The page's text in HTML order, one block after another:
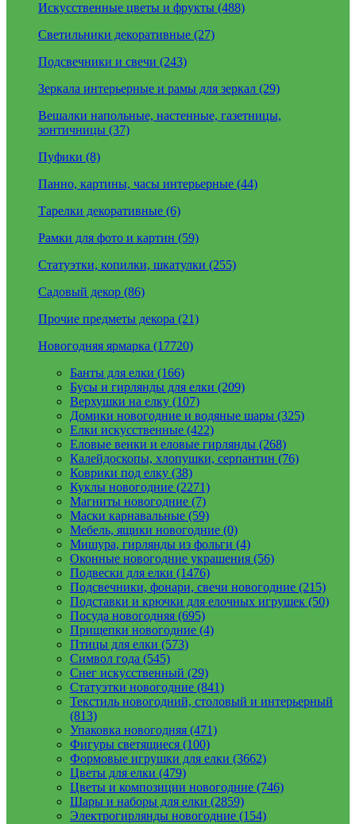
Искусственные цветы и фрукты (488)
Светильники декоративные (27)
Подсвечники и свечи (243)
Зеркала интерьерные и рамы для зеркал (29)
Вешалки напольные, настенные, газетницы,
зонтичницы (37)
Пуфики (8)
Панно, картины, часы интерьерные (44)
Тарелки декоративные (6)
Рамки для фото и картин (59)
Статуэтки, копилки, шкатулки (255)
Садовый декор (86)
Прочие предметы декора (21)
Новогодняя ярмарка (17720)
Банты для елки (166)
Бусы и гирлянды для елки (209)
Верхушки на елку (107)
Домики новогодние и водяные шары (325)
Елки искусственные (422)
Еловые венки и еловые гирлянды (268)
Калейдоскопы, хлопушки, серпантин (76)
Коврики под елку (38)
Куклы новогодние (2271)
Магниты новогодние (7)
Маски карнавальные (59)
Мебель, ящики новогодние (0)
Мишура, гирлянды из фольги (4)
Оконные новогодние украшения (56)
Подвески для елки (1476)
Подсвечники, фонари, свечи новогодние (215)
Подставки и крючки для елочных игрушек (50)
Посуда новогодняя (695)
Прищепки новогодние (4)
Птицы для елки (573)
Символ года (545)
Снег искусственный (29)
Статуэтки новогодние (841)
Текстиль новогодний, столовый и интерьерный
(813)
Упаковка новогодняя (471)
Фигуры светящиеся (100)
Формовые игрушки для елки (3662)
Цветы для елки (479)
Цветы и композиции новогодние (746)
Шары и наборы для елки (2859)
Электрогирлянды новогодние (154)